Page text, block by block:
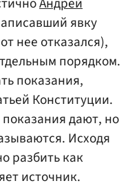
явку
нее отказался),
порядком.
показания,
Конституции.
дают, но
Исходя
разбить как
источник.